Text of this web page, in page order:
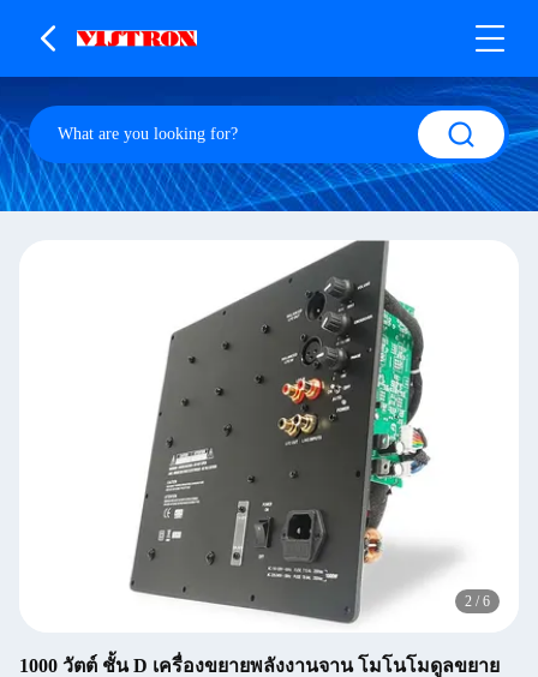
2 / 6
1000 วัตต์ ชั้น D เครื่องขยายพลังงานจาน โมโนโมดูลขยาย